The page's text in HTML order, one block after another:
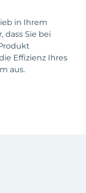
in Ihrem
dass Sie bei
Effizienz Ihres
aus.